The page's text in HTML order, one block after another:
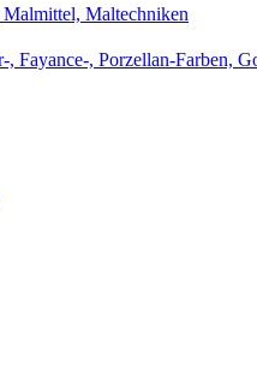
Maltechniken
, Porzellan-Farben,